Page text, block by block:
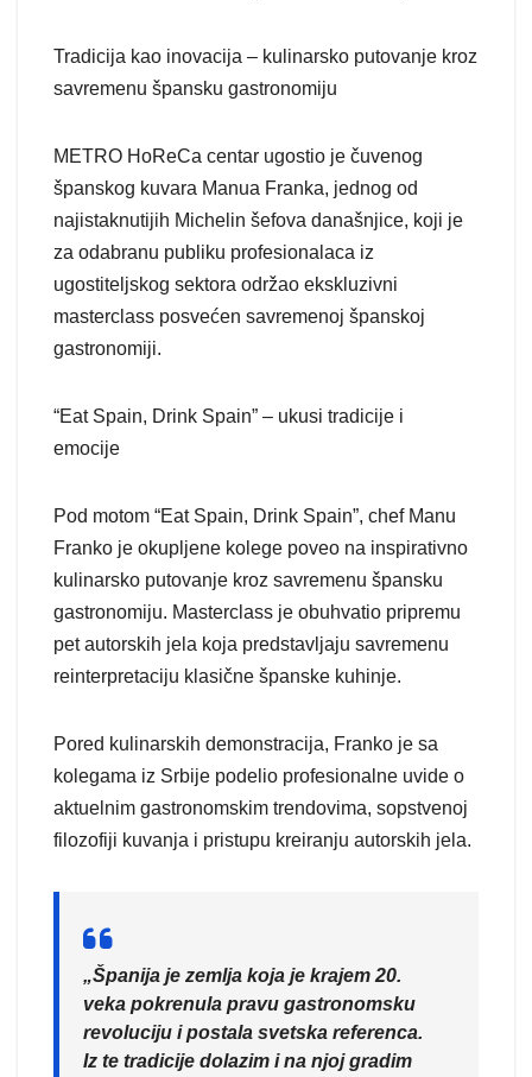
Tradicija kao inovacija – kulinarsko putovanje kroz
savremenu špansku gastronomiju
METRO HoReCa centar ugostio je čuvenog
španskog kuvara Manua Franka, jednog od
najistaknutijih Michelin šefova današnjice, koji je
za odabranu publiku profesionalaca iz
ugostiteljskog sektora održao ekskluzivni
masterclass posvećen savremenoj španskoj
gastronomiji.
“Eat Spain, Drink Spain” – ukusi tradicije i
emocije
Pod motom “Eat Spain, Drink Spain”, chef Manu
Franko je okupljene kolege poveo na inspirativno
kulinarsko putovanje kroz savremenu špansku
gastronomiju. Masterclass je obuhvatio pripremu
pet autorskih jela koja predstavljaju savremenu
reinterpretaciju klasične španske kuhinje.
Pored kulinarskih demonstracija, Franko je sa
kolegama iz Srbije podelio profesionalne uvide o
aktuelnim gastronomskim trendovima, sopstvenoj
filozofiji kuvanja i pristupu kreiranju autorskih jela.
„Španija je zemlja koja je krajem 20.
veka pokrenula pravu gastronomsku
revoluciju i postala svetska referenca.
Iz te tradicije dolazim i na njoj gradim